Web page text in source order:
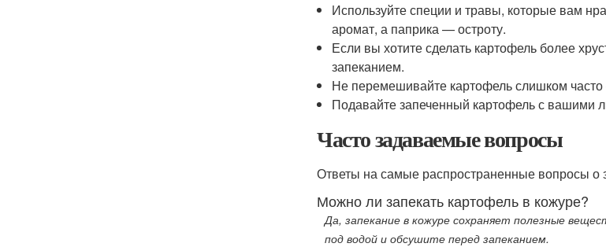
Используйте специи и травы, которые вам
аромат, а паприка — остроту.
Если вы хотите сделать картофель более
запеканием.
Не перемешивайте картофель слишком
Подавайте запеченный картофель с вашими
Часто задаваемые вопросы
Ответы на самые распространенные вопросы о
Можно ли запекать картофель в кожуре?
Да, запекание в кожуре сохраняет полезные
под водой и обсушите перед запеканием.